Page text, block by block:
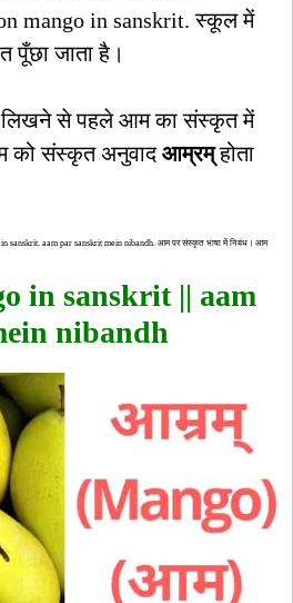
mango in sanskrit. स्कूल में
पूँछा जाता है।
से पहले आम का संस्कृत में
को संस्कृत अनुवादआम्रम्होता
sanskrit. aam par sanskrit mein nibandh. आम पर संस्कृत भाषा में निबंध। आम
in sanskrit || aam
nibandh